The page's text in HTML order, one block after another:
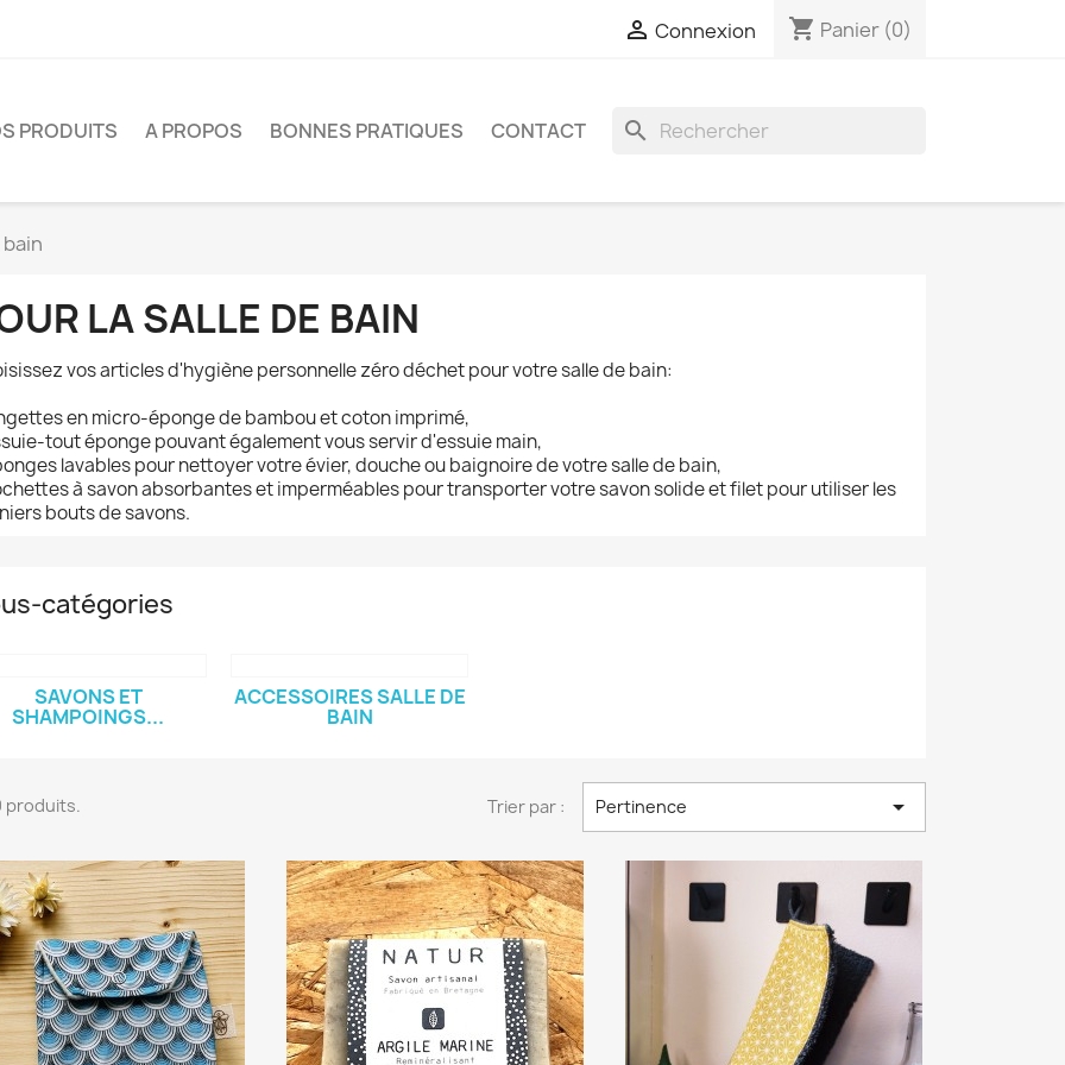
 Connexion shopping_cart Panier (0)
PRODUITS A PROPOS BONNES PRATIQUES CONTACT search
LA SALLE DE BAIN
vos articles d'hygiène personnelle zéro déchet pour votre salle de bain:
en micro-éponge de bambou et coton imprimé,
tout éponge pouvant également vous servir d'essuie main,
lavables pour nettoyer votre évier, douche ou baignoire de votre salle de bain,
à savon absorbantes et imperméables pour transporter votre savon solide et filet pour utiliser les
bouts de savons.
catégories
SAVONS ET
SHAMPOINGS...
ACCESSOIRES SALLE DE
BAIN
produits. Trier par : Pertinence 